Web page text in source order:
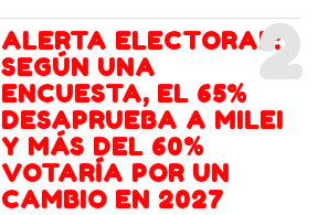
2
ALERTA ELECTORAL:
SEGÚN UNA
ENCUESTA, EL 65%
DESAPRUEBA A MILEI
Y MÁS DEL 60%
VOTARÍA POR UN
CAMBIO EN 2027